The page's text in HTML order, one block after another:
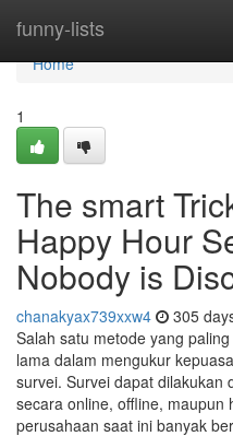
funny-lists
Home
Home
1
The smart
Happy Hour
Nobody is
chanakyax739xxw4 305
Salah satu metode yang
lama dalam mengukur
survei. Survei dapat dilakukan
secara online, offline, maupun
perusahaan saat ini banyak